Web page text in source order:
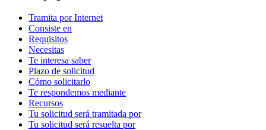
Tramita por Internet
Consiste en
Requisitos
Necesitas
Te interesa saber
Plazo de solicitud
Cómo solicitarlo
Te respondemos mediante
Recursos
Tu solicitud será tramitada por
Tu solicitud será resuelta por